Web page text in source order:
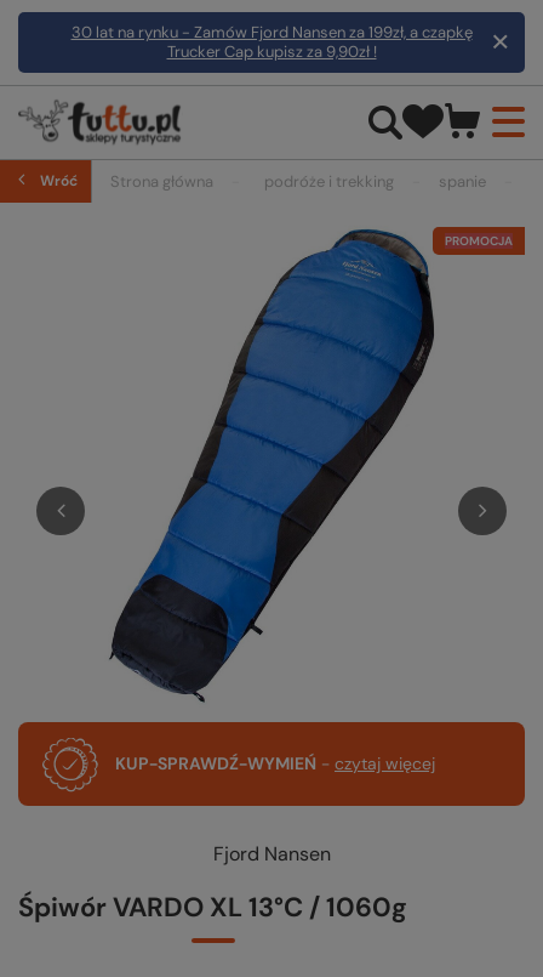
30 lat na rynku - Zamów Fjord Nansen za 199zł, a czapkę
Trucker Cap kupisz za 9,90zł !
Wróć Strona główna podróże i trekking spanie
PROMOCJA
KUP-SPRAWDŹ-WYMIEŃ - czytaj więcej
Fjord Nansen
Śpiwór VARDO XL 13°C / 1060g